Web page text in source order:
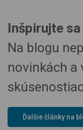
Inšpirujte sa
Na blogu
novinkách a
Ďalšie články na